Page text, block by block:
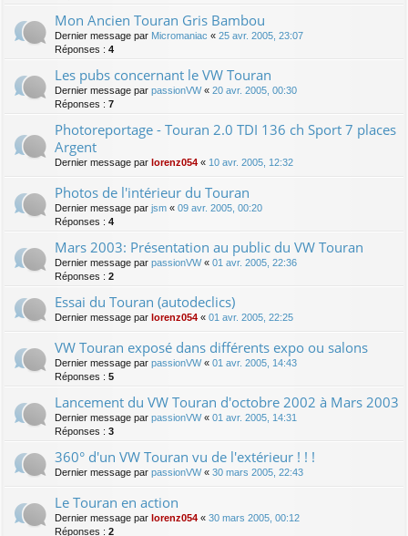
Mon Ancien Touran Gris Bambou
Dernier message par Micromaniac « 25 avr. 2005, 23:07
Réponses : 4
Les pubs concernant le VW Touran
Dernier message par passionVW« 20 avr. 2005, 00:30
Réponses : 7
Photoreportage - Touran 2.0 TDI 136 ch Sport 7 places
Argent
Dernier message par lorenz054 « 10 avr. 2005, 12:32
Photos de l'intérieur du Touran
Dernier message par jsm « 09 avr. 2005, 00:20
Réponses : 4
Mars 2003: Présentation au public du VW Touran
Dernier message par passionVW« 01 avr. 2005, 22:36
Réponses : 2
Essai du Touran (autodeclics)
Dernier message par lorenz054 « 01 avr. 2005, 22:25
VW Touran exposé dans différents expo ou salons
Dernier message par passionVW« 01 avr. 2005, 14:43
Réponses : 5
Lancement du VW Touran d'octobre 2002 à Mars 2003
Dernier message par passionVW« 01 avr. 2005, 14:31
Réponses : 3
360° d'un VW Touran vu de l'extérieur ! ! !
Dernier message par passionVW« 30 mars 2005, 22:43
Le Touran en action
Dernier message par lorenz054 « 30 mars 2005, 00:12
Réponses : 2